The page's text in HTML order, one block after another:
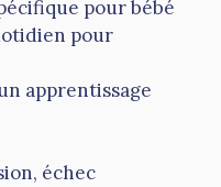
pour bébé
pour
apprentissage
échec